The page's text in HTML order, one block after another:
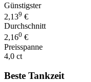
Günstigster
2,139 €
Durchschnitt
2,160 €
Preisspanne
4,0 ct
Beste Tankzeit